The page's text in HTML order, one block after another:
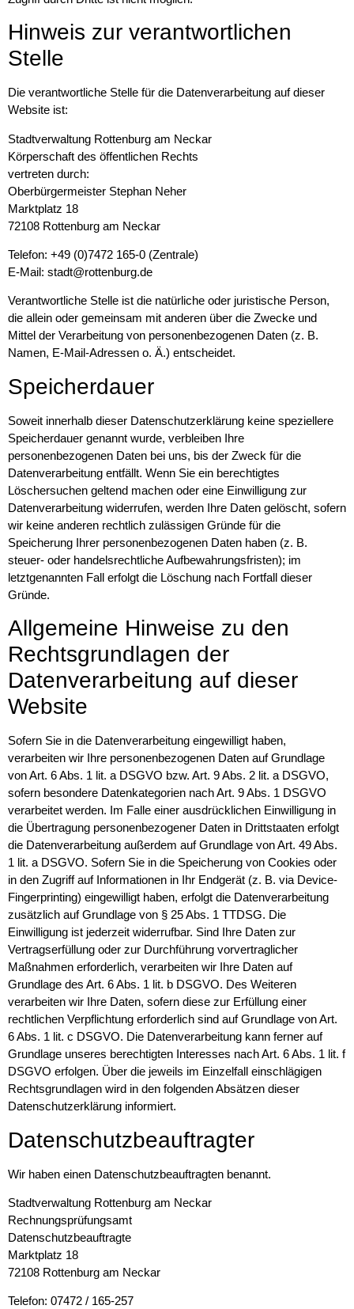
Hinweis zur verantwortlichen
Stelle
Die verantwortliche Stelle für die Datenverarbeitung auf dieser
Website ist:
Stadtverwaltung Rottenburg am Neckar
Körperschaft des öffentlichen Rechts
vertreten durch:
Oberbürgermeister Stephan Neher
Marktplatz 18
72108 Rottenburg am Neckar
Telefon: +49 (0)7472 165-0 (Zentrale)
E-Mail: stadt@rottenburg.de
Verantwortliche Stelle ist die natürliche oder juristische Person,
die allein oder gemeinsam mit anderen über die Zwecke und
Mittel der Verarbeitung von personenbezogenen Daten (z. B.
Namen, E-Mail-Adressen o. Ä.) entscheidet.
Speicherdauer
Soweit innerhalb dieser Datenschutzerklärung keine speziellere
Speicherdauer genannt wurde, verbleiben Ihre
personenbezogenen Daten bei uns, bis der Zweck für die
Datenverarbeitung entfällt. Wenn Sie ein berechtigtes
Löschersuchen geltend machen oder eine Einwilligung zur
Datenverarbeitung widerrufen, werden Ihre Daten gelöscht, sofern
wir keine anderen rechtlich zulässigen Gründe für die
Speicherung Ihrer personenbezogenen Daten haben (z. B.
steuer- oder handelsrechtliche Aufbewahrungsfristen); im
letztgenannten Fall erfolgt die Löschung nach Fortfall dieser
Gründe.
Allgemeine Hinweise zu den
Rechtsgrundlagen der
Datenverarbeitung auf dieser
Website
Sofern Sie in die Datenverarbeitung eingewilligt haben,
verarbeiten wir Ihre personenbezogenen Daten auf Grundlage
von Art. 6 Abs. 1 lit. a DSGVO bzw. Art. 9 Abs. 2 lit. a DSGVO,
sofern besondere Datenkategorien nach Art. 9 Abs. 1 DSGVO
verarbeitet werden. Im Falle einer ausdrücklichen Einwilligung in
die Übertragung personenbezogener Daten in Drittstaaten erfolgt
die Datenverarbeitung außerdem auf Grundlage von Art. 49 Abs.
1 lit. a DSGVO. Sofern Sie in die Speicherung von Cookies oder
in den Zugriff auf Informationen in Ihr Endgerät (z. B. via Device-
Fingerprinting) eingewilligt haben, erfolgt die Datenverarbeitung
zusätzlich auf Grundlage von § 25 Abs. 1 TTDSG. Die
Einwilligung ist jederzeit widerrufbar. Sind Ihre Daten zur
Vertragserfüllung oder zur Durchführung vorvertraglicher
Maßnahmen erforderlich, verarbeiten wir Ihre Daten auf
Grundlage des Art. 6 Abs. 1 lit. b DSGVO. Des Weiteren
verarbeiten wir Ihre Daten, sofern diese zur Erfüllung einer
rechtlichen Verpflichtung erforderlich sind auf Grundlage von Art.
6 Abs. 1 lit. c DSGVO. Die Datenverarbeitung kann ferner auf
Grundlage unseres berechtigten Interesses nach Art. 6 Abs. 1 lit. f
DSGVO erfolgen. Über die jeweils im Einzelfall einschlägigen
Rechtsgrundlagen wird in den folgenden Absätzen dieser
Datenschutzerklärung informiert.
Datenschutz­beauftragter
Wir haben einen Datenschutzbeauftragten benannt.
Stadtverwaltung Rottenburg am Neckar
Rechnungsprüfungsamt
Datenschutzbeauftragte
Marktplatz 18
72108 Rottenburg am Neckar
Telefon: 07472 / 165-257